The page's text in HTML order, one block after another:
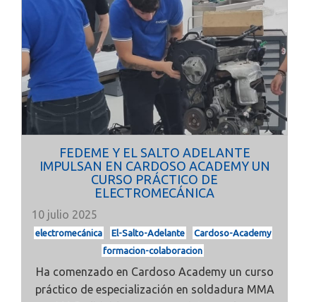
FEDEME Y EL SALTO ADELANTE
IMPULSAN EN CARDOSO ACADEMY UN
CURSO PRÁCTICO DE
ELECTROMECÁNICA
10 julio 2025
electromecánica El-Salto-Adelante
Cardoso-Academy
formacion-colaboracion
Ha comenzado en Cardoso Academy un curso
práctico de especialización en soldadura MMA